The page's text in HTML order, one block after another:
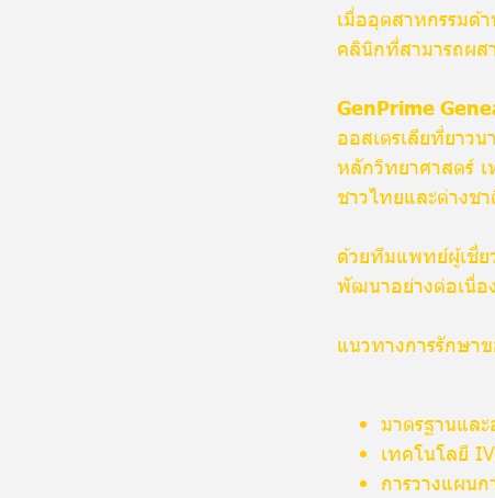
เมื่ออุตสาหกรรมด้
คลินิกที่สามารถผส
GenPrime
ออสเตรเลียที่ยาว
หลักวิทยาศาสตร์
ชาวไทยและต่างชา
ด้วยทีมแพทย์ผู้เชี่ย
พัฒนาอย่างต่อเนื่อ
แนวทางการรักษา
มาตรฐานแล
เทคโนโลยี
การวางแผน